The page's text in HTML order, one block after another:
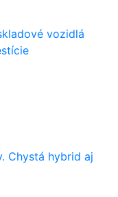
vozidlá
Chystá hybrid aj